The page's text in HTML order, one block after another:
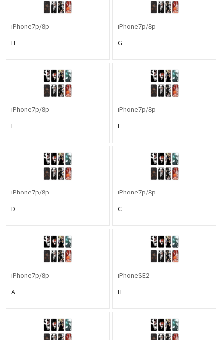
iPhone7p/8p
H
iPhone7p/8p
G
iPhone7p/8p
F
iPhone7p/8p
E
iPhone7p/8p
D
iPhone7p/8p
C
iPhone7p/8p
A
iPhoneSE2
H